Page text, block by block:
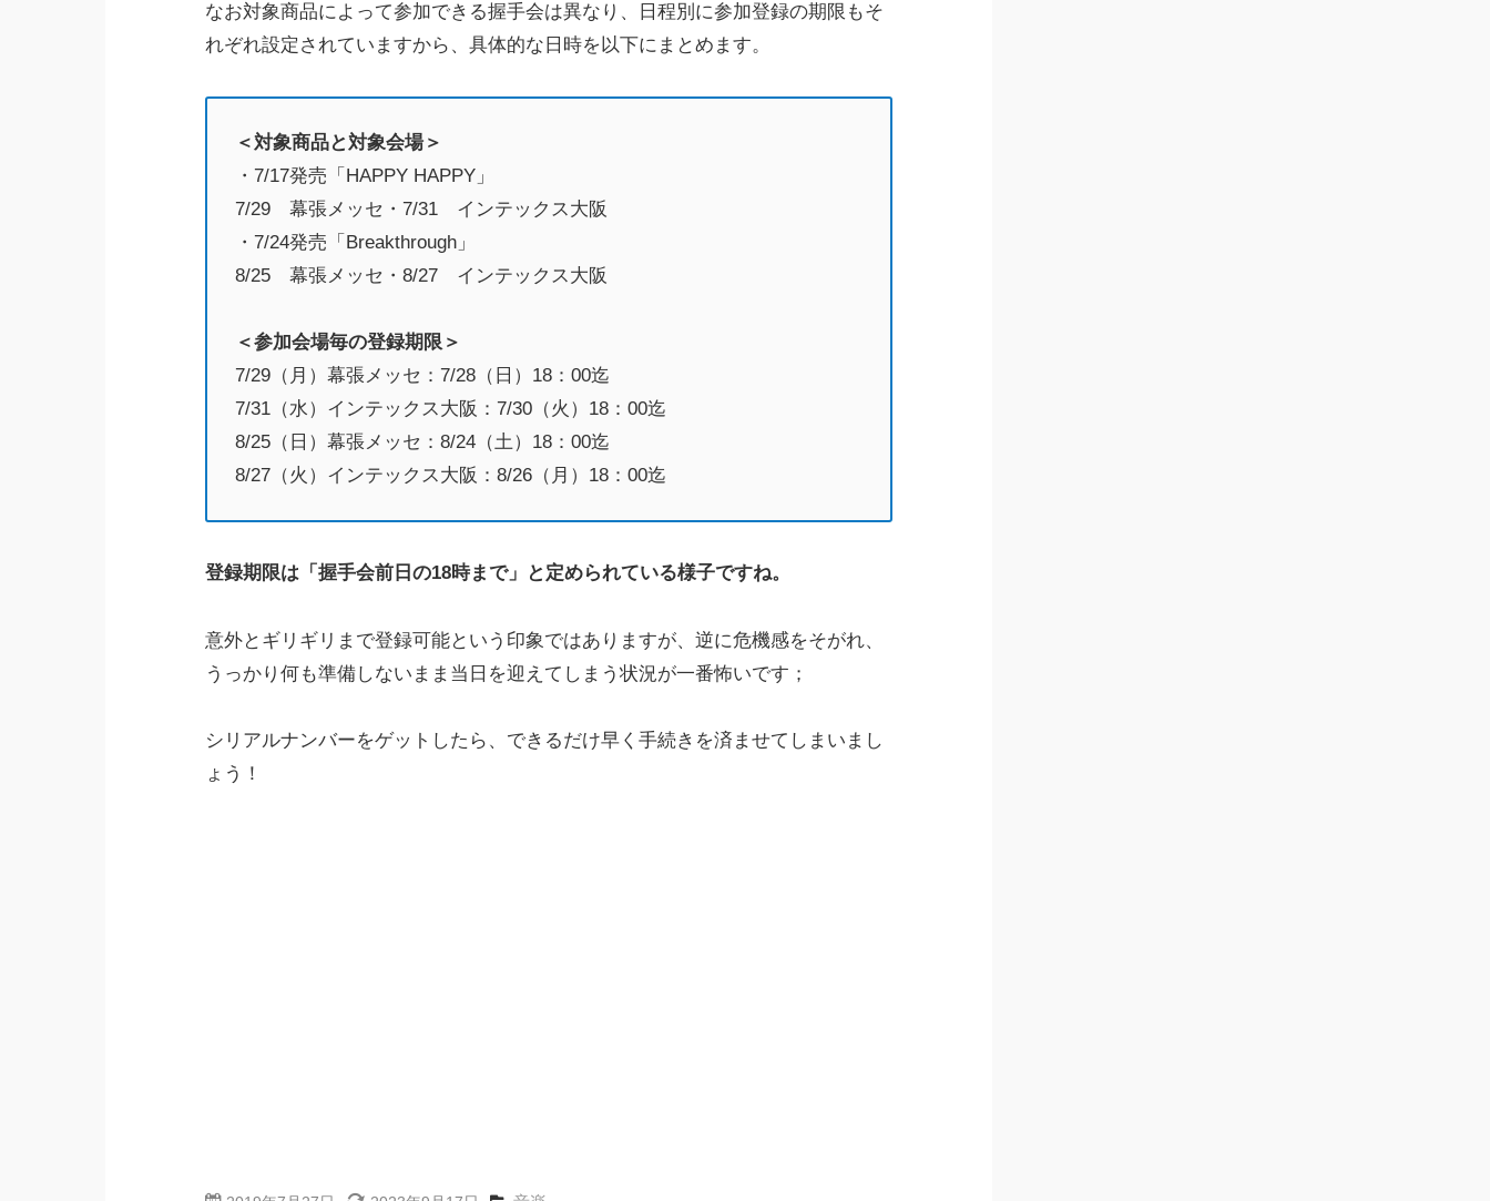
なお対象商品によって参加できる握手会は異なり、日程別に参加登録の期限もそ
れぞれ設定されていますから、具体的な日時を以下にまとめます。
＜対象商品と対象会場＞
・7/17発売「HAPPY HAPPY」
7/29 幕張メッセ・7/31 インテックス大阪
・7/24発売「Breakthrough」
8/25 幕張メッセ・8/27 インテックス大阪
＜参加会場毎の登録期限＞
7/29（月）幕張メッセ：7/28（日）18：00迄
7/31（水）インテックス大阪：7/30（火）18：00迄
8/25（日）幕張メッセ：8/24（土）18：00迄
8/27（火）インテックス大阪：8/26（月）18：00迄
登録期限は「握手会前日の18時まで」と定められている様子ですね。
意外とギリギリまで登録可能という印象ではありますが、逆に危機感をそがれ、
うっかり何も準備しないまま当日を迎えてしまう状況が一番怖いです；
シリアルナンバーをゲットしたら、できるだけ早く手続きを済ませてしまいまし
ょう！